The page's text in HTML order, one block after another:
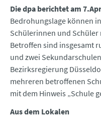
Die dpa berichtet am
Bedrohungslage können
Schülerinnen und Schüler
Betroffen sind insgesamt
und zwei
Bezirksregierung
mehreren betroffenen
mit dem Hinweis „Schule
Aus dem Lokalen